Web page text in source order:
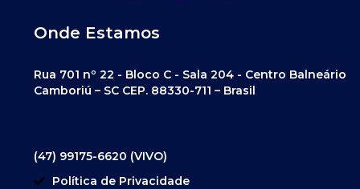
Onde Estamos
Rua 701 nº 22 - Bloco C - Sala 204 - Centro Balneário
Camboriú – SC CEP. 88330-711 – Brasil
(47) 99175-6620 (VIVO)
Política de Privacidade